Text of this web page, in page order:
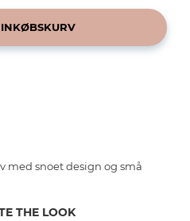
med snoet design og små
THE LOOK